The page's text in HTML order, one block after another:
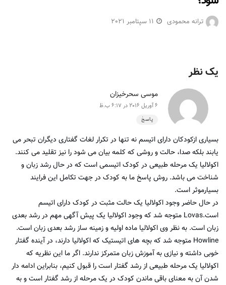
ترانه محمودی 11 سپتامبر 2021
یک نظر
موسی سحرخیزان
6 آوریل 2016 در 6:17 ب.ظ
پاسخ
بسیاری ازکودکان دارای اتیسم نه تنها در تکرار لغات گفتاری دیگران تبحر می
یابند بلکه صدا، حالت و روشی که کلمه بیان می شود را نیز تقلید می کنند.
اکولالیا یک مرحله طبیعی در کودک اتیسمی است که در حال رشد زبان و
شناخت می باشد. روش پاسخ ما به کودک در جهت تکامل این فرایند
بسیارموثر است.
در حال حاضر وجود اکولالیا یک حالت مثبت در کودک دارای اتیسم
است.Lovas متوجه شد که وجود اکولالیا یک پیش آگهی مهم در رشد بعدی
زبان است. به نظر وی اکولالیا ماده اولیه و زمینه ساز رشد بعدی زبان است.
Howline متوجه شد که بچه های اتیستیک که اکولالیا دارند، در آینده گفتار
خوبی داشته و نیازی به آموزش زبان متمرکز ندارند. اگر ما این نظریه که
اکولالیا یک مرحله طبیعی از رشد گفتار است را قبول کنیم، بنابراین ادامه دار
شدن آن به معنای باقی ماندن کودک در یک مرحله از رشد گفتار است و به